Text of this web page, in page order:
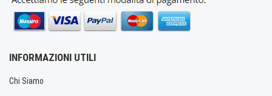
INFORMAZIONI UTILI
Chi Siamo